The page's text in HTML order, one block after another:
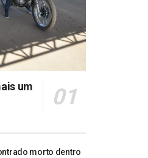
um
morto dentro